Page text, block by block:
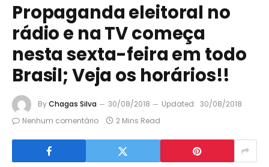
Propaganda eleitoral no
rádio e na TV começa
nesta sexta-feira em todo
Brasil; Veja os horários!!
ByChagas Silva 30/08/2018 Updated: 30/08/2018
Nenhum comentário
2 Mins Read